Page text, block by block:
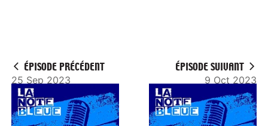
ÉPISODE PRÉCÉDENT
25 Sep 2023
ÉPISODE SUIVANT
9 Oct 2023